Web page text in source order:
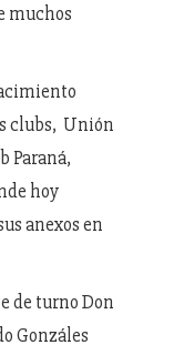
muchos
clubs, Unión
Paraná,
hoy
anexos en
de turno Don
Gonzáles